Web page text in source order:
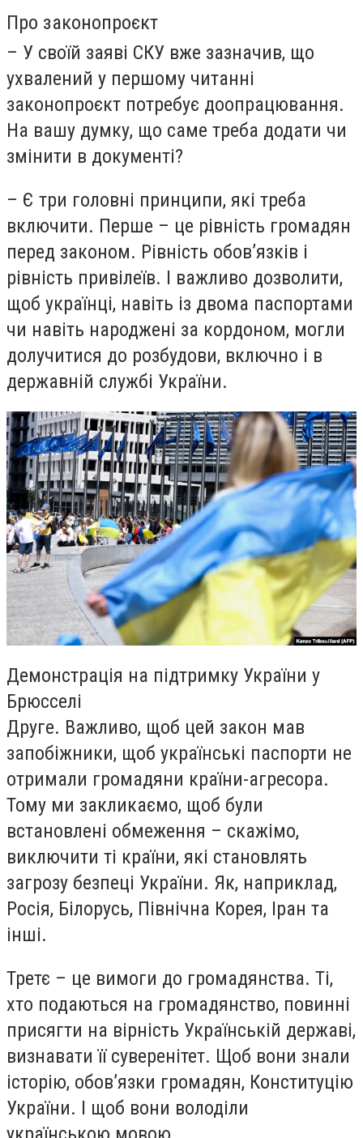
Про законопроєкт
– У своїй заяві СКУ вже зазначив, що
ухвалений у першому читанні
законопроєкт потребує доопрацювання.
На вашу думку, що саме треба додати чи
змінити в документі?
– Є три головні принципи, які треба
включити. Перше – це рівність громадян
перед законом. Рівність обов’язків і
рівність привілеїв. І важливо дозволити,
щоб українці, навіть із двома паспортами
чи навіть народжені за кордоном, могли
долучитися до розбудови, включно і в
державній службі України.
Демонстрація на підтримку України у
Брюсселі
Друге. Важливо, щоб цей закон мав
запобіжники, щоб українські паспорти не
отримали громадяни країни-агресора.
Тому ми закликаємо, щоб були
встановлені обмеження – скажімо,
виключити ті країни, які становлять
загрозу безпеці України. Як, наприклад,
Росія, Білорусь, Північна Корея, Іран та
інші.
Третє – це вимоги до громадянства. Ті,
хто подаються на громадянство, повинні
присягти на вірність Українській державі,
визнавати її суверенітет. Щоб вони знали
історію, обов’язки громадян, Конституцію
України. І щоб вони володіли